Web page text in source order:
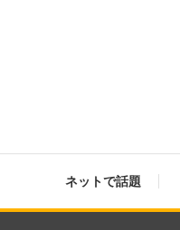
ネットで話題